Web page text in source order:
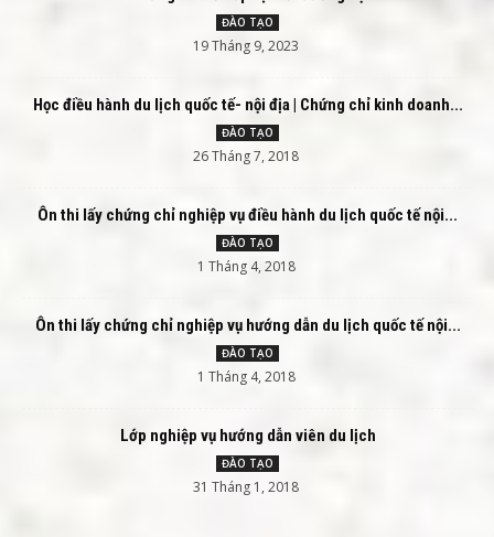
ĐÀO TẠO
19 Tháng 9, 2023
Học điều hành du lịch quốc tế- nội địa | Chứng chỉ kinh doanh...
ĐÀO TẠO
26 Tháng 7, 2018
Ôn thi lấy chứng chỉ nghiệp vụ điều hành du lịch quốc tế nội...
ĐÀO TẠO
1 Tháng 4, 2018
Ôn thi lấy chứng chỉ nghiệp vụ hướng dẫn du lịch quốc tế nội...
ĐÀO TẠO
1 Tháng 4, 2018
Lớp nghiệp vụ hướng dẫn viên du lịch
ĐÀO TẠO
31 Tháng 1, 2018